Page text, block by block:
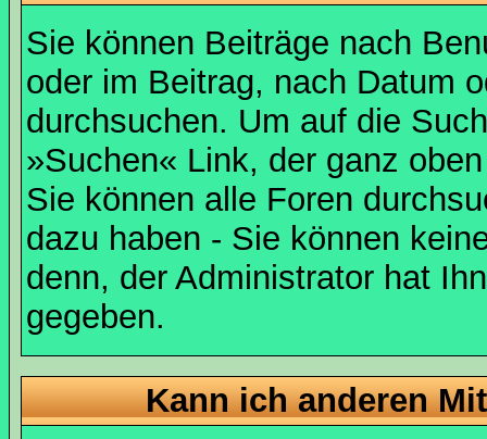
Sie können Beiträge nach
oder im Beitrag, nach Datum
durchsuchen. Um auf die
»Suchen« Link, der ganz
Sie können alle Foren
dazu haben - Sie können
denn, der Administrator hat
gegeben.
Kann ich anderen